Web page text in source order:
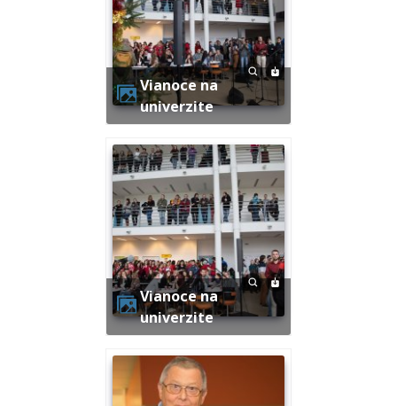
Vianoce na
univerzite
Vianoce na
univerzite